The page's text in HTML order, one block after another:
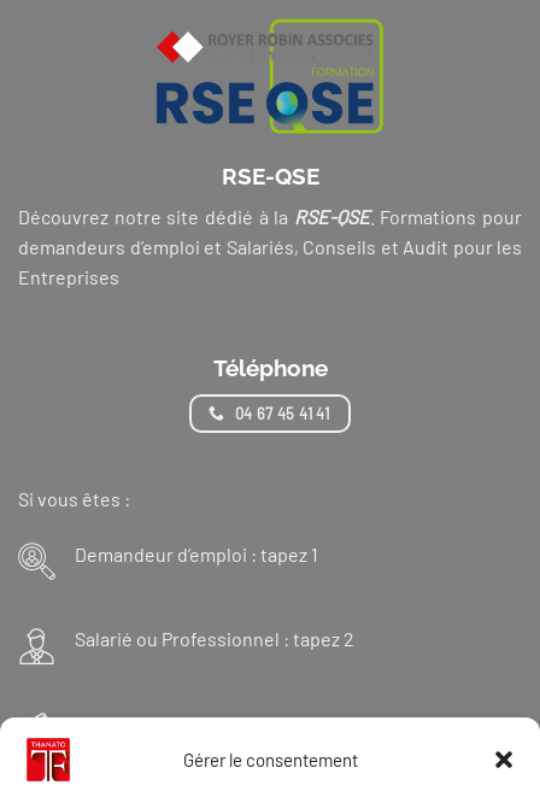
Gérer le consentement
RSE-QSE
Découvrez notre site dédié à la RSE-QSE. Formations pour
demandeurs d’emploi et Salariés, Conseils et Audit pour les
Entreprises
Téléphone
04 67 45 41 41
Si vous êtes :
Demandeur d’emploi : tapez 1
Salarié ou Professionnel : tapez 2
Financeur : tapez 3